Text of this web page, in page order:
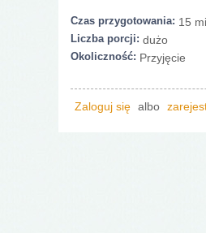
Czas przygotowania: 15
Liczba porcji: dużo
Okoliczność: Przyjęcie
Zaloguj się albo